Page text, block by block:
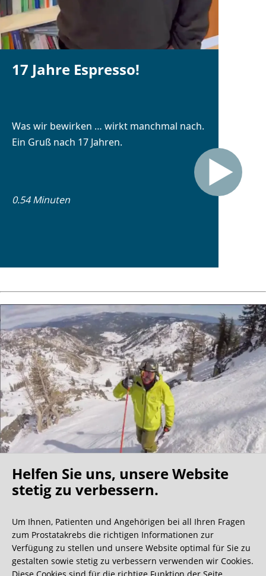
17 Jahre Espresso!
Was wir bewirken … wirkt manchmal nach.
Ein Gruß nach 17 Jahren.
0.54 Minuten
Oh what a ride!
Wir bekommen ja viele tolle Gästebucheinträge,
aber dieser ist doch sehr ungewöhnlich.
Helfen Sie uns, unsere Website
stetig zu verbessern.
Um Ihnen, Patienten und Angehörigen bei all Ihren Fragen
zum Prostatakrebs die richtigen Informationen zur
Verfügung zu stellen und unsere Website optimal für Sie zu
gestalten sowie stetig zu verbessern verwenden wir Cookies.